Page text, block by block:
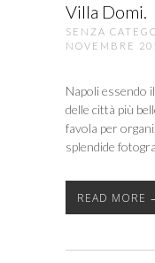
Villa Domi.
SENZA
NOVEMBRE
Napoli essendo
delle città più
favola per
splendide
READ MORE